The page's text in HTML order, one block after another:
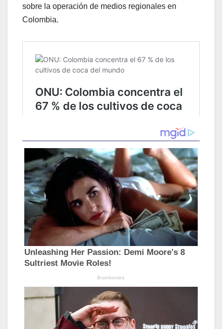
sobre la operación de medios regionales en
Colombia.